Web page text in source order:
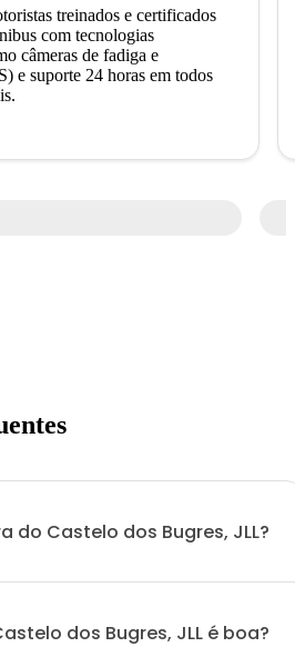
treinados e certificados
com tecnologias
câmeras de fadiga e
e suporte 24 horas em todos
do Castelo dos Bugres, JLL?
dos Bugres, JLL é boa?